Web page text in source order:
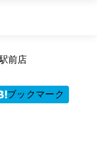
前店
ブックマーク